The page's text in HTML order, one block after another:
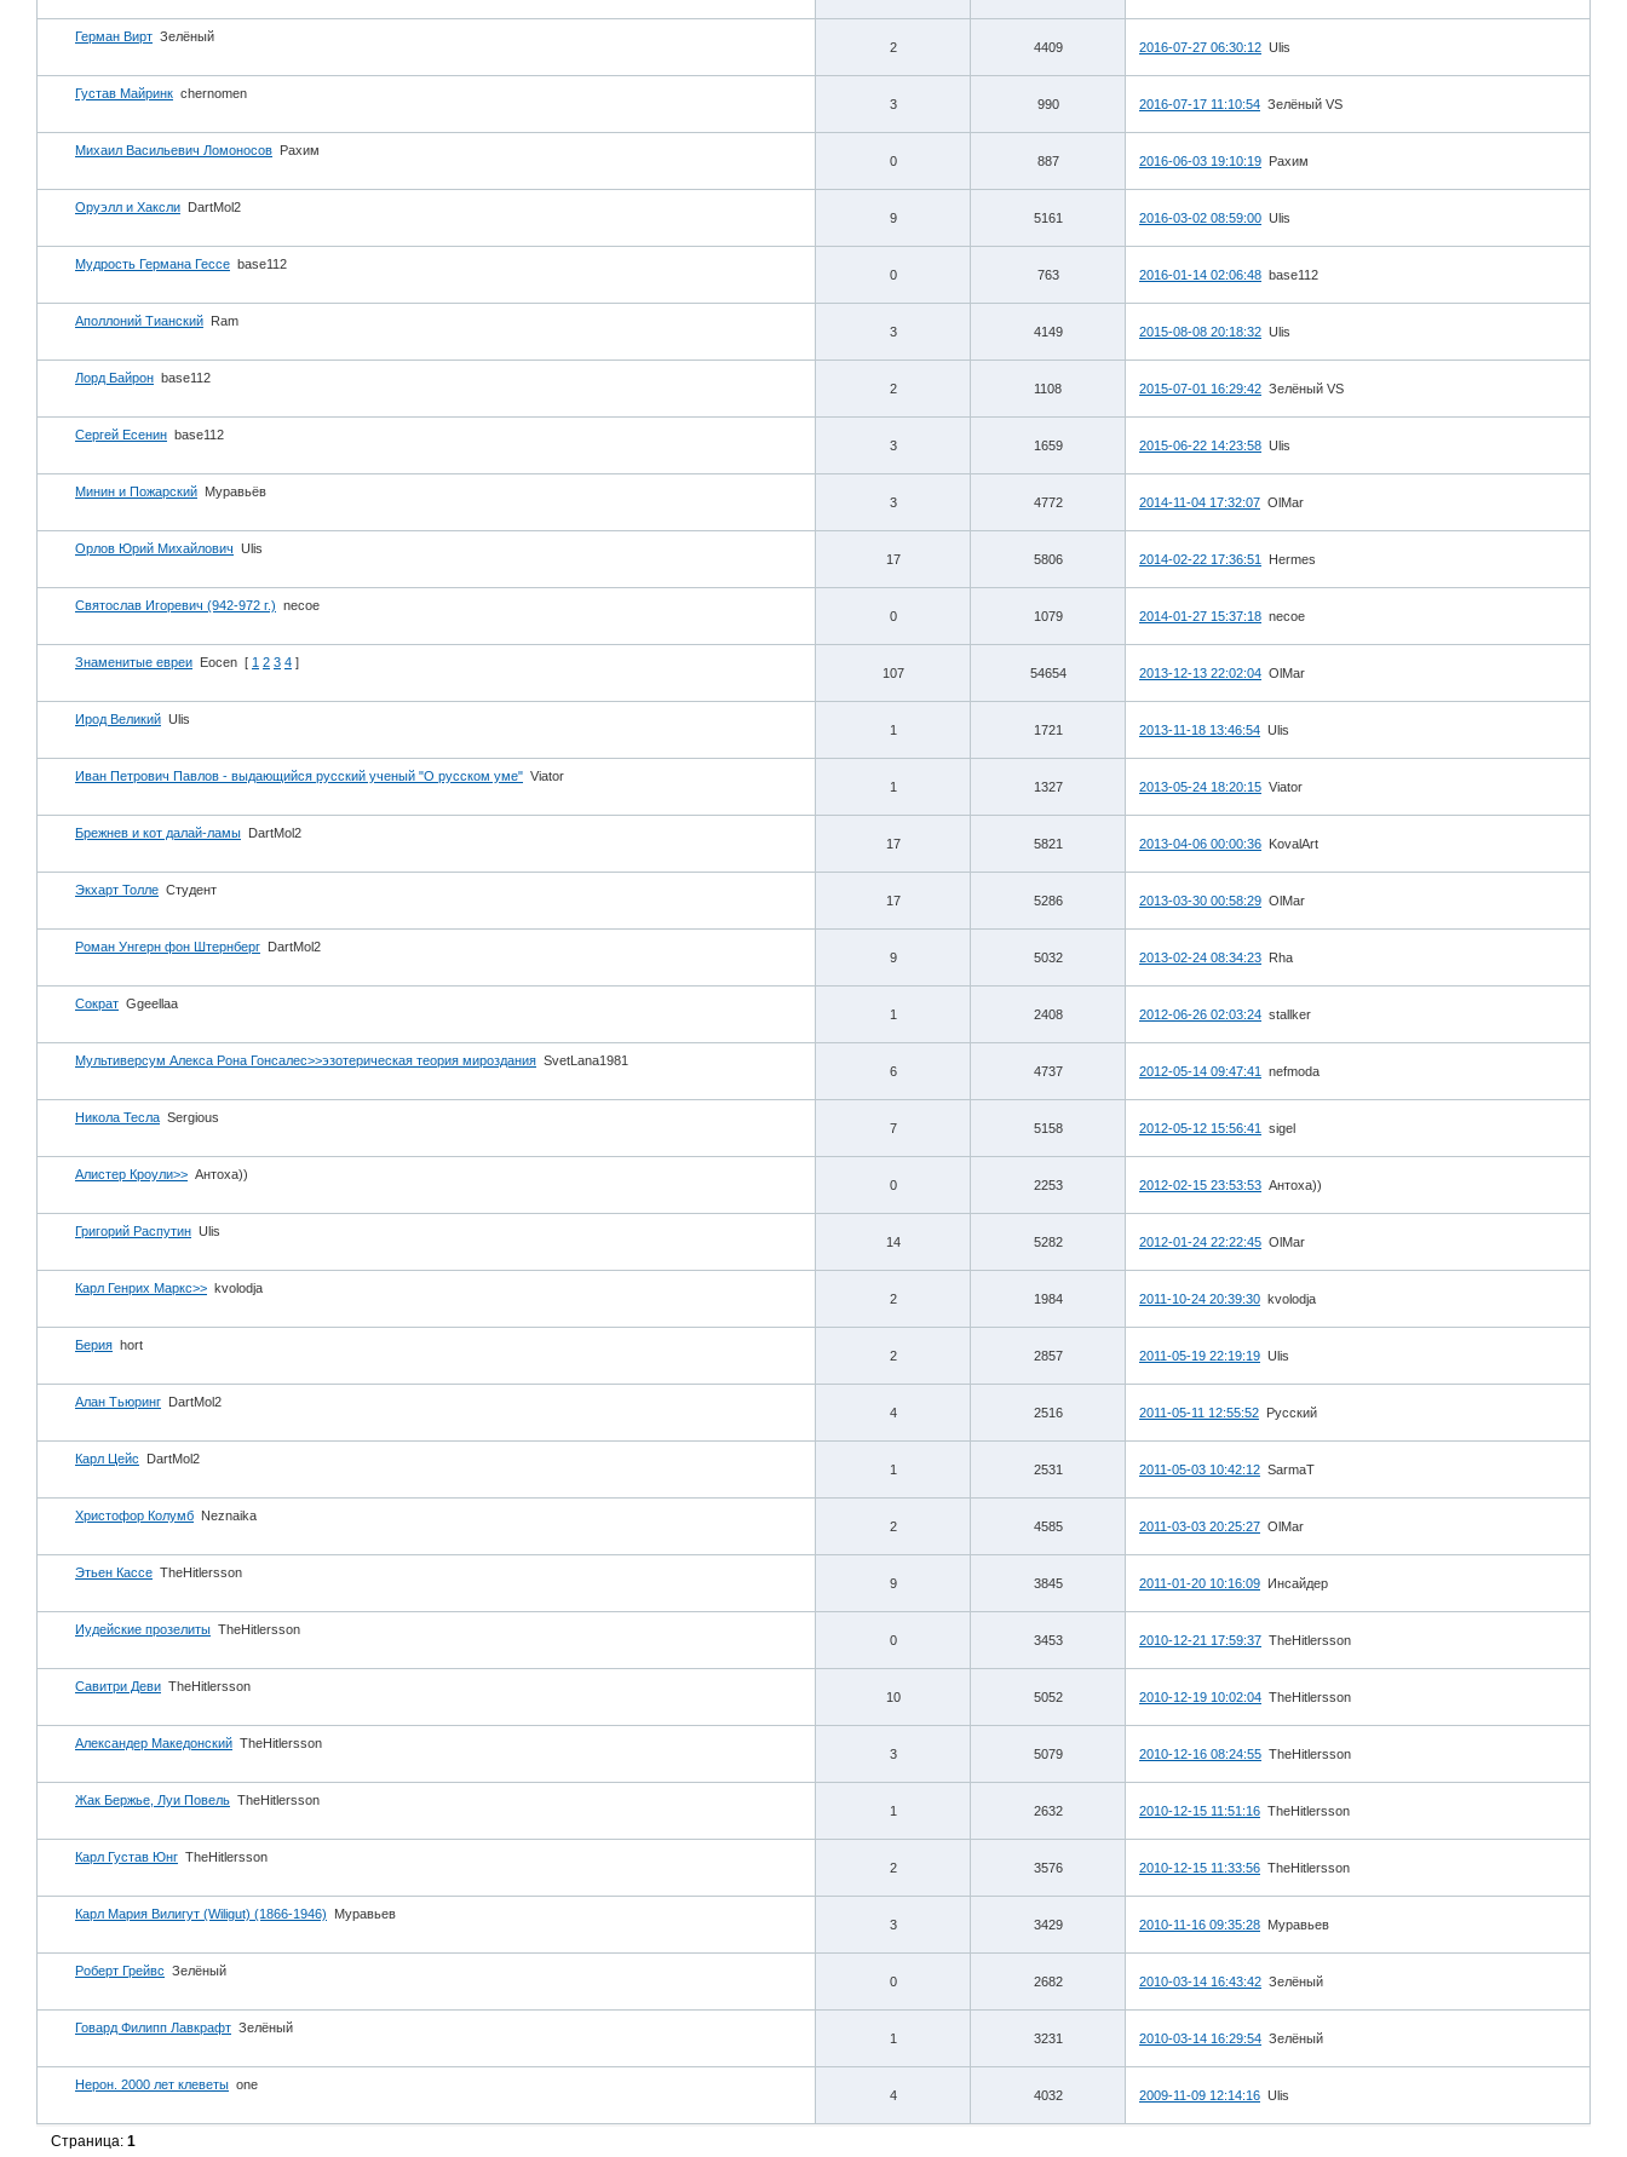
Герман Вирт Зелёный
2 4409 2016-07-27 06:30:12 Ulis
Густав Майринк chernomen
3 990 2016-07-17 11:10:54 Зелёный VS
Михаил Васильевич Ломоносов Рахим
0 887 2016-06-03 19:10:19 Рахим
Оруэлл и Хаксли DartMol2
9 5161 2016-03-02 08:59:00 Ulis
Мудрость Германа Гессе base112
0 763 2016-01-14 02:06:48 base112
Аполлоний Тианский Ram
3 4149 2015-08-08 20:18:32 Ulis
Лорд Байрон base112
2 1108 2015-07-01 16:29:42 Зелёный VS
Сергей Есенин base112
3 1659 2015-06-22 14:23:58 Ulis
Минин и Пожарский Муравьёв
3 4772 2014-11-04 17:32:07 OlMar
Орлов Юрий Михайлович Ulis
17 5806 2014-02-22 17:36:51 Hermes
Святослав Игоревич (942-972 г.) necoe
0 1079 2014-01-27 15:37:18 necoe
Знаменитые евреи Eocen [ 1 2 3 4 ]
107 54654 2013-12-13 22:02:04 OlMar
Ирод Великий Ulis
1 1721 2013-11-18 13:46:54 Ulis
Иван Петрович Павлов - выдающийся русский ученый "О русском уме" Viator
1 1327 2013-05-24 18:20:15 Viator
Брежнев и кот далай-ламы DartMol2
17 5821 2013-04-06 00:00:36 KovalArt
Экхарт Толле Студент
17 5286 2013-03-30 00:58:29 OlMar
Роман Унгерн фон Штернберг DartMol2
9 5032 2013-02-24 08:34:23 Rha
Сократ Ggeellaa
1 2408 2012-06-26 02:03:24 stallker
Мультиверсум Алекса Рона Гонсалес>>эзотерическая теория мироздания SvetLana1981
6 4737 2012-05-14 09:47:41 nefmoda
Никола Тесла Sergious
7 5158 2012-05-12 15:56:41 sigel
Алистер Кроули>> Антоха))
0 2253 2012-02-15 23:53:53 Антоха))
Григорий Распутин Ulis
14 5282 2012-01-24 22:22:45 OlMar
Карл Генрих Маркс>> kvolodja
2 1984 2011-10-24 20:39:30 kvolodja
Берия hort
2 2857 2011-05-19 22:19:19 Ulis
Алан Тьюринг DartMol2
4 2516 2011-05-11 12:55:52 Русский
Карл Цейс DartMol2
1 2531 2011-05-03 10:42:12 SarmaT
Христофор Колумб Neznaika
2 4585 2011-03-03 20:25:27 OlMar
Этьен Кассе TheHitlersson
9 3845 2011-01-20 10:16:09 Инсайдер
Иудейские прозелиты TheHitlersson
0 3453 2010-12-21 17:59:37 TheHitlersson
Савитри Деви TheHitlersson
10 5052 2010-12-19 10:02:04 TheHitlersson
Александер Македонский TheHitlersson
3 5079 2010-12-16 08:24:55 TheHitlersson
Жак Бержье, Луи Повель TheHitlersson
1 2632 2010-12-15 11:51:16 TheHitlersson
Карл Густав Юнг TheHitlersson
2 3576 2010-12-15 11:33:56 TheHitlersson
Карл Мария Вилигут (Wiligut) (1866-1946) Муравьев
3 3429 2010-11-16 09:35:28 Муравьев
Роберт Грейвс Зелёный
0 2682 2010-03-14 16:43:42 Зелёный
Говард Филипп Лавкрафт Зелёный
1 3231 2010-03-14 16:29:54 Зелёный
Нерон. 2000 лет клеветы one
4 4032 2009-11-09 12:14:16 Ulis
Страница:1